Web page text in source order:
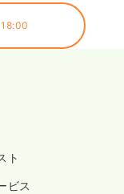
ト
ビス